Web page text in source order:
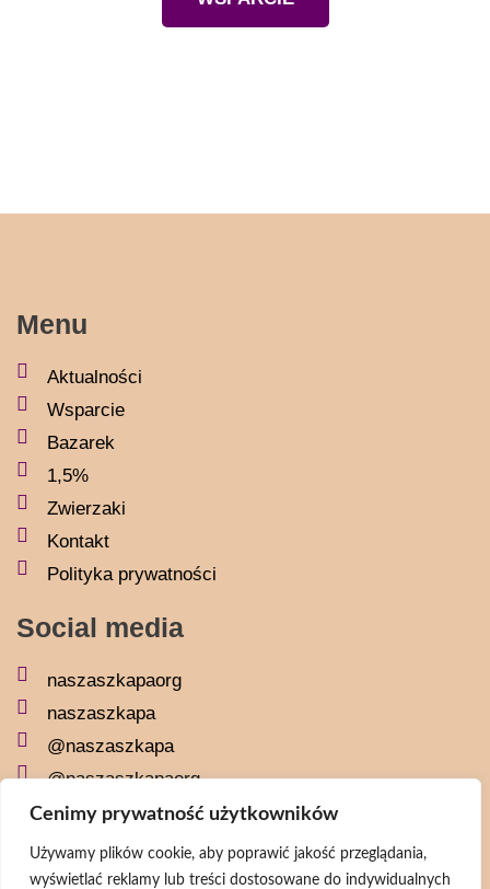
Cenimy prywatność użytkowników
Używamy plików cookie, aby poprawić jakość przeglądania,
wyświetlać reklamy lub treści dostosowane do indywidualnych
Menu
Aktualności
Wsparcie
Bazarek
1,5%
Zwierzaki
Kontakt
Polityka prywatności
Social media
naszaszkapaorg
naszaszkapa
@naszaszkapa
@naszaszkapaorg
Newsletter